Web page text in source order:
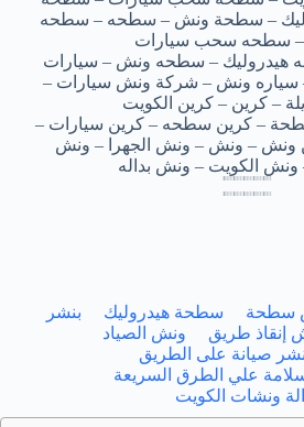
– سطحة ونش – سطحه – سطحه
– سطحه سحب سيارات
– سطحه ونش – سيارات
ونش – شركة ونش سيارات –
– كرين – كرين الكويت
– كرين سطحه – كرين سيارات –
ونش – ونش – ونش الجهرا – ونش
ونش الكويت – ونش بداله
سطحة سطحة هيدروليك
بنشر
إنقاذ طريق
ونش الصياد
صيانة على الطريق
علي الطرق السريعة
ونشات الكويت